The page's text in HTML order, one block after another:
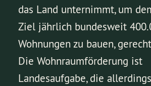
das Land unternimmt, um
Ziel jährlich bundesweit
Wohnungen zu bauen,
Die Wohnraumförderung ist
Landesaufgabe, die